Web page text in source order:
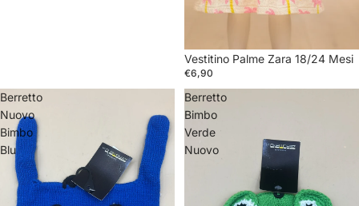
Vestitino Palme Zara 18/24 Mesi
€6,90
Berretto
Nuovo
Bimbo
Blu
Berretto
Bimbo
Verde
Nuovo